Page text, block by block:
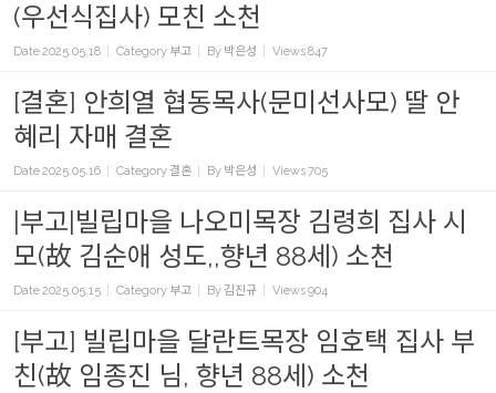
(우선식집사) 모친 소천
Date2025.05.18 Category 부고 By 박은성 Views847
[결혼] 안희열 협동목사(문미선사모) 딸 안
혜리 자매 결혼
Date2025.05.16 Category결혼 By 박은성 Views705
|부고|빌립마을 나오미목장 김령희 집사 시
모(故 김순애 성도,,향년 88세) 소천
Date2025.05.15 Category 부고 By 김진규 Views904
[부고] 빌립마을 달란트목장 임호택 집사 부
친(故 임종진 님, 향년 88세) 소천